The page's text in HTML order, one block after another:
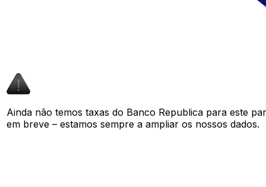
Ainda não temos taxas do Banco Republica para este
em breve – estamos sempre a ampliar os nossos dados.